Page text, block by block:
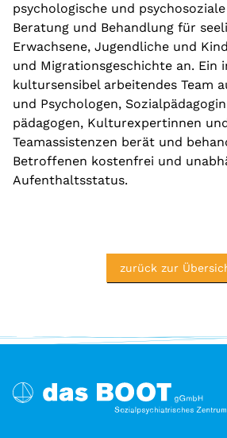
psychologische und
Beratung und Behandlung für
Erwachsene, Jugendliche und
und Migrationsgeschichte an. Ein
kultursensibel arbeitendes Team
und Psychologen,
pädagogen, Kulturexpertinnen
Teamassistenzen berät und
Betroffenen kostenfrei und
Aufenthaltsstatus.
zurück zur